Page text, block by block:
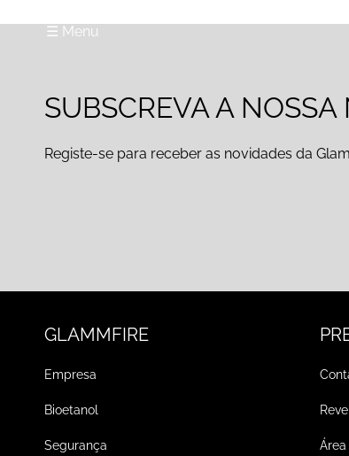
☰ Menu
SUBSCREVA A
Registe-se para receber as novidades da
GLAMMFIRE
Empresa
Bioetanol
Segurança Área